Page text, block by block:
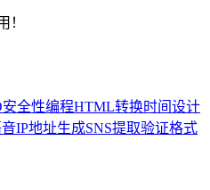
！
安全性编程HTML转换时间设计
IP地址生成SNS提取验证格式